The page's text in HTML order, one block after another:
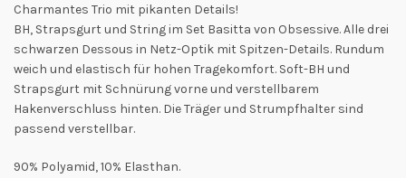
Charmantes Trio mit pikanten Details!
BH, Strapsgurt und String im Set Basitta von Obsessive. Alle drei
schwarzen Dessous in Netz-Optik mit Spitzen-Details. Rundum
weich und elastisch für hohen Tragekomfort. Soft-BH und
Strapsgurt mit Schnürung vorne und verstellbarem
Hakenverschluss hinten. Die Träger und Strumpfhalter sind
passend verstellbar.
90% Polyamid, 10% Elasthan.